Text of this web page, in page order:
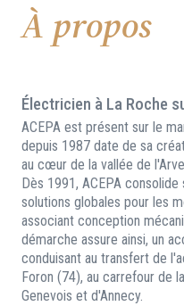
À propos
Électricien à La Roche
ACEPA est présent sur le
depuis 1987 date de sa
au cœur de la vallée de
Dès 1991, ACEPA
solutions globales pour les
associant conception
démarche assure ainsi, un
conduisant au transfert de
Foron (74), au carrefour de
Genevois et d'Annecy.